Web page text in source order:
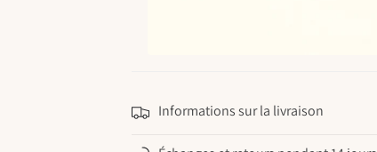
Informations sur la livraison